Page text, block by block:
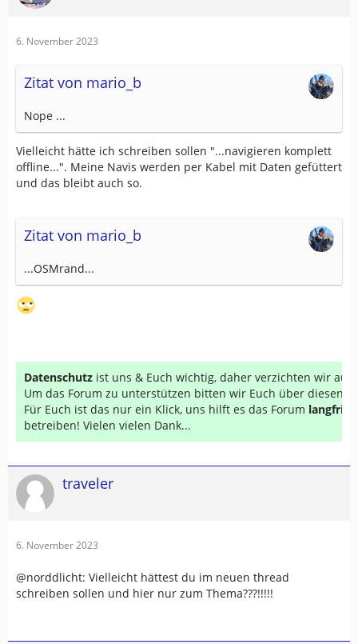
6. November 2023
Zitat von mario_b
Nope ...
Vielleicht hätte ich schreiben sollen "...navigieren komplett
offline...". Meine Navis werden per Kabel mit Daten gefüttert
und das bleibt auch so.
Zitat von mario_b
...OSMrand...
Datenschutz ist uns & Euch wichtig, daher verzichten wir auf
Um das Forum zu unterstützen bitten wir Euch über diesen
Für Euch ist das nur ein Klick, uns hilft es das Forum
betreiben! Vielen vielen Dank...
traveler
6. November 2023
@norddlicht: Vielleicht hättest du im neuen thread
schreiben sollen und hier nur zum Thema???!!!!!